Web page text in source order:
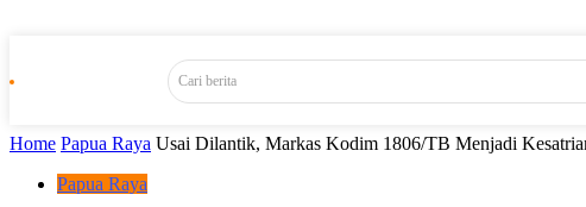
Cari berita
Home Papua Raya Usai Dilantik, Markas Kodim 1806/TB Menjadi
Papua Raya